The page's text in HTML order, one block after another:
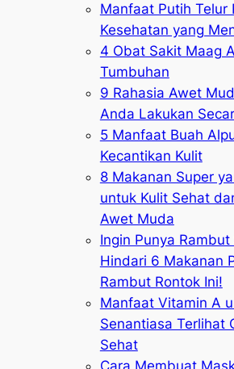
Manfaat Putih Telur
Kesehatan yang
4 Obat Sakit Maag
Tumbuhan
9 Rahasia Awet
Anda Lakukan
5 Manfaat Buah
Kecantikan Kulit
8 Makanan Super
untuk Kulit Sehat
Awet Muda
Ingin Punya Rambut
Hindari 6 Makanan
Rambut Rontok Ini!
Manfaat Vitamin A
Senantiasa Terlihat
Sehat